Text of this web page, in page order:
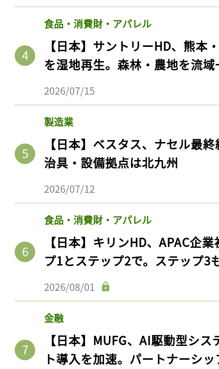
食品・消費財・アパレル
【日本】サントリーHD、熊本
を湿地再生。森林・農地を流
2026/07/15
製造業
【日本】ベスタス、ナセル最
治具・設備拠点は北九州
2026/07/12
食品・消費財・アパレル
【日本】キリンHD、APAC企
プ1とステップ2で。ステップ3
2026/08/01
金融
【日本】MUFG、AI駆動型シ
ト導入を加速。パートナーシ